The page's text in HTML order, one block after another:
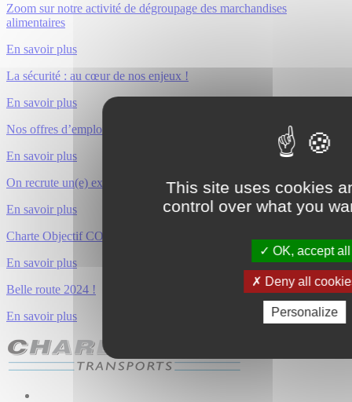
Zoom sur notre activité de dégroupage des marchandises
alimentaires
En savoir plus
La sécurité : au cœur de nos enjeux !
En savoir plus
Nos offres d’emploi disponibles : conducteurs et exploitant H/F
En savoir plus
On recrute un(e) exploitant(e) transport à Manosque
En savoir plus
Charte Objectif CO2 : un pas de plus vers le transport durable !
En savoir plus
Belle route 2024 !
En savoir plus
This site uses cookies
control over what you
OK, accept all
Deny all
Personalize